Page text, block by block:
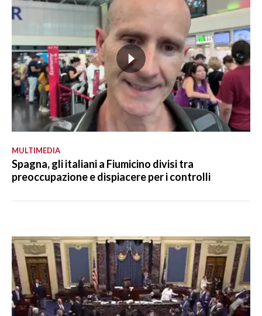
MULTIMEDIA
Spagna, gli italiani a Fiumicino divisi tra
preoccupazione e dispiacere per i controlli